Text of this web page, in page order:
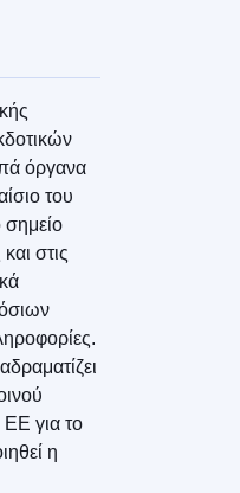
όργανα
του
σημείο
στις
ΕΕ για το
η